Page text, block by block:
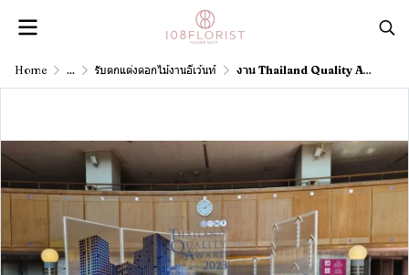
Home ... รับตกแต่งดอกไม้งานอีเว้นท์ งาน Thailand Quality Award 2023